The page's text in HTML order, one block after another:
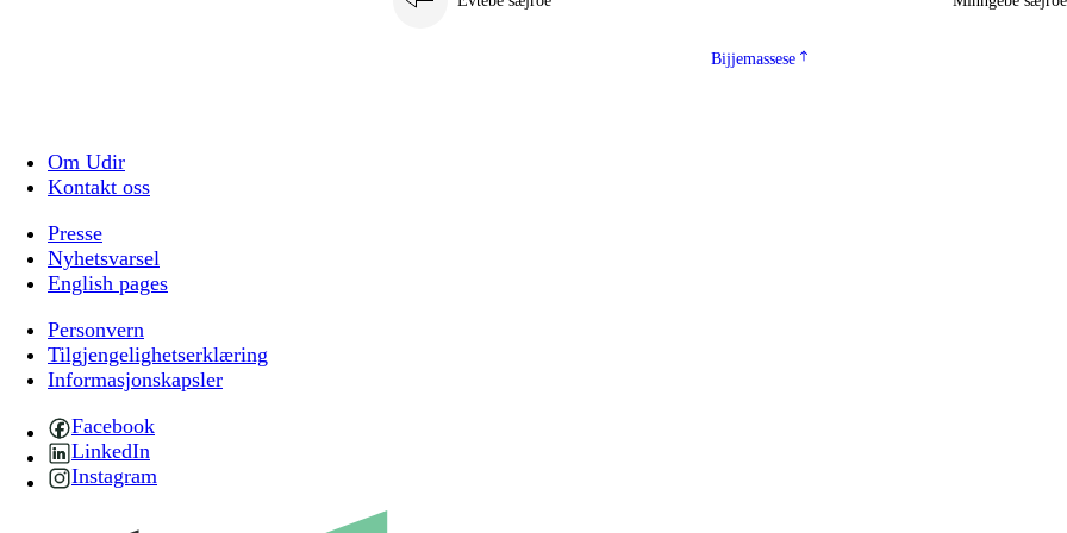
Bijjemassese
Om Udir
Kontakt oss
Presse
Nyhetsvarsel
English pages
Personvern
Tilgjengelighetserklæring
Informasjonskapsler
Facebook
LinkedIn
Instagram